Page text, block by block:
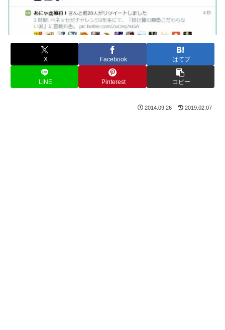
X Facebook はてブ
LINE Pinterest コピー
2014.09.26 2019.02.07